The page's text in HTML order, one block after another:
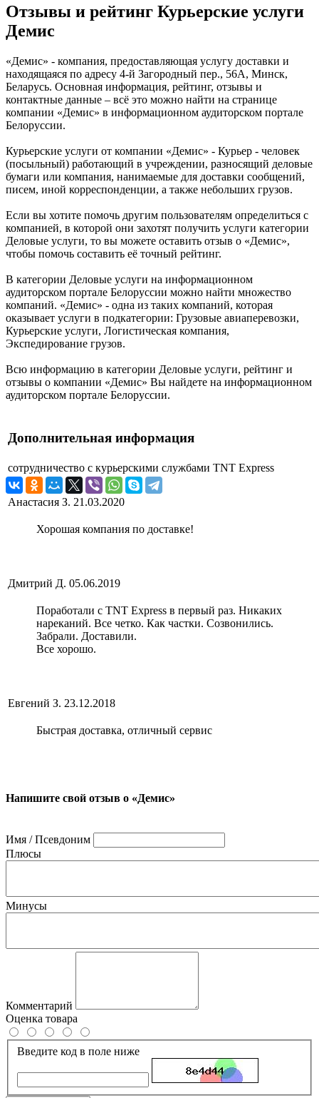
Отзывы и рейтинг Курьерские услуги
Демис
«Демис» - компания, предоставляющая услугу доставки и
находящаяся по адресу 4-й Загородный пер., 56А, Минск,
Беларусь. Основная информация, рейтинг, отзывы и
контактные данные – всё это можно найти на странице
компании «Демис» в информационном аудиторском портале
Белоруссии.
Курьерские услуги от компании «Демис» - Курьер - человек
(посыльный) работающий в учреждении, разносящий деловые
бумаги или компания, нанимаемые для доставки сообщений,
писем, иной корреспонденции, а также небольших грузов.
Если вы хотите помочь другим пользователям определиться с
компанией, в которой они захотят получить услуги категории
Деловые услуги, то вы можете оставить отзыв о «Демис»,
чтобы помочь составить её точный рейтинг.
В категории Деловые услуги на информационном
аудиторском портале Белоруссии можно найти множество
компаний. «Демис» - одна из таких компаний, которая
оказывает услуги в подкатегории: Грузовые авиаперевозки,
Курьерские услуги, Логистическая компания,
Экспедирование грузов.
Всю информацию в категории Деловые услуги, рейтинг и
отзывы о компании «Демис» Вы найдете на информационном
аудиторском портале Белоруссии.
Дополнительная информация
сотрудничество с курьерскими службами TNT Express
Анастасия З. 21.03.2020
Хорошая компания по доставке!
Дмитрий Д. 05.06.2019
Поработали с TNT Express в первый раз. Никаких
нареканий. Все четко. Как частки. Созвонились.
Забрали. Доставили.
Все хорошо.
Евгений З. 23.12.2018
Быстрая доставка, отличный сервис
Напишите свой отзыв о «Демис»
Имя / Псевдоним
Плюсы
Минусы
Комментарий
Оценка товара
Введите код в поле ниже